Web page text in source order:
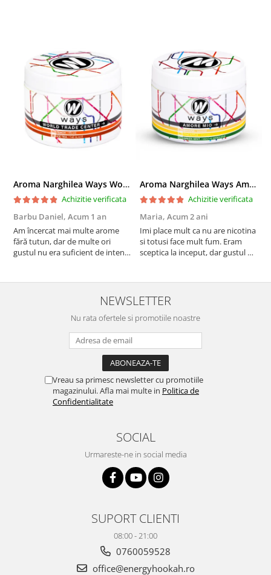
Aroma Narghilea Ways World Trade Center - Piersica cu Ice Tea, 200gr
Achizitie verificata
Barbu Daniel, Acum 1 an
Am încercat mai multe arome
fără tutun, dar de multe ori
gustul nu era suficient de intens.
pe toată durata sesiunii. Chiar
dacă nu conține tutun, senzația
Aroma Narghilea Ways Amore - Banana, Ananas si Menta, 200gr
Achizitie verificata
Maria, Acum 2 ani
Imi place mult ca nu are nicotina
si totusi face mult fum. Eram
sceptica la inceput, dar gustul de
ramane miros neplacut in
camera de tutun sau tigara.
NEWSLETTER
Nu rata ofertele si promotiile noastre
Vreau sa primesc newsletter cu promotiile
magazinului. Afla mai multe in Politica de
Confidentialitate
SOCIAL
Urmareste-ne in social media
SUPORT CLIENTI
08:00 - 21:00
0760059528
office@energyhookah.ro